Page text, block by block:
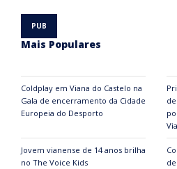
Mais Populares
Coldplay em Viana do Castelo na
Gala de encerramento da Cidade
Europeia do Desporto
Jovem vianense de 14 anos brilha
no The Voice Kids